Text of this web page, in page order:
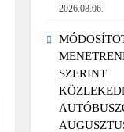
2026.08.06.
SZERINT